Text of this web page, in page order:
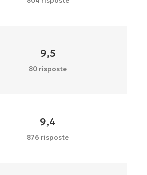
9,5
80 risposte
9,4
876 risposte